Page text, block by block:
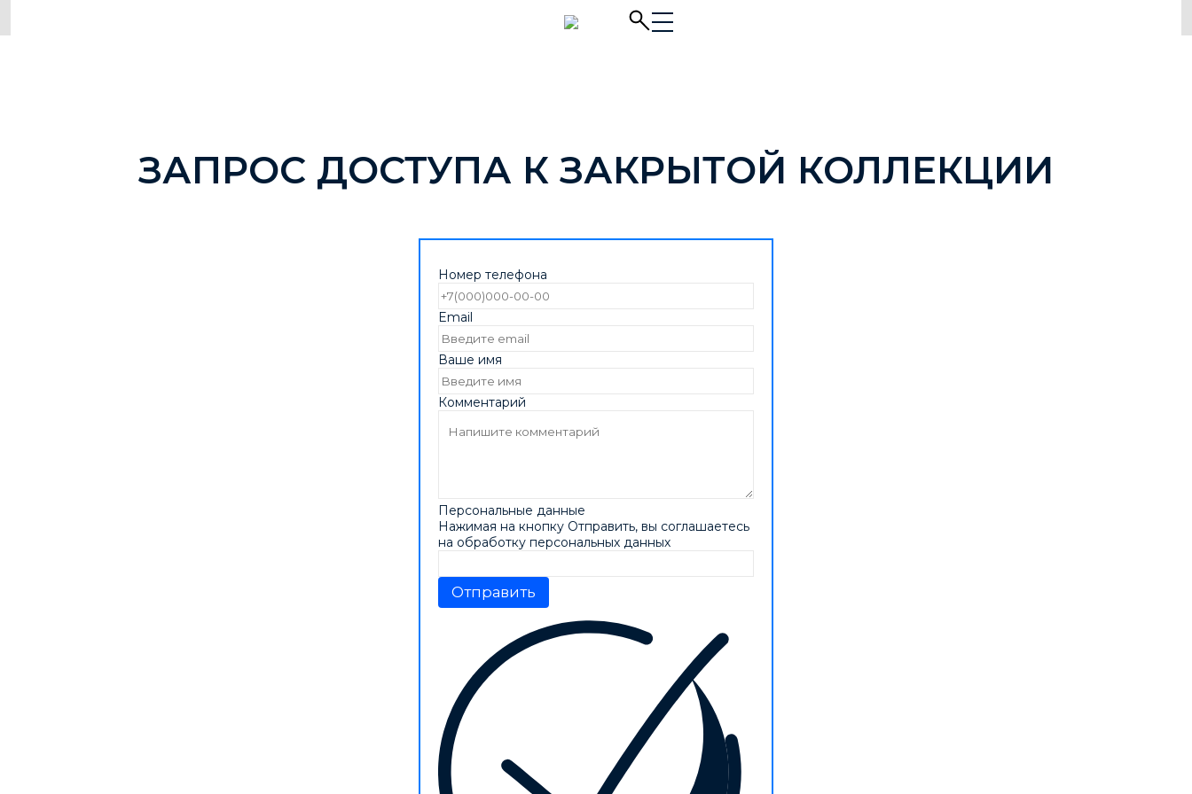
ЗАПРОС ДОСТУПА К ЗАКРЫТОЙ КОЛЛЕКЦИИ
Номер телефона
Email
Ваше имя
Комментарий
Персональные данные
Нажимая на кнопку Отправить, вы соглашаетесь
на обработку персональных данных
Отправить